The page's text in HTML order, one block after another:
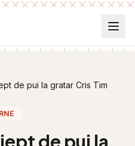
de pui la gratar Cris Tim
de pui la